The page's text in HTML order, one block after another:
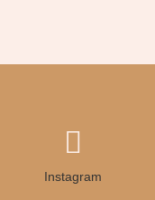
Instagram